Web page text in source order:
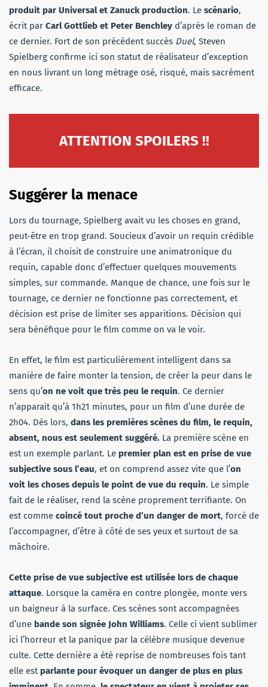
produit par Universal et Zanuck production. Le scénario,
écrit par Carl Gottlieb et Peter Benchley d’après le roman de
ce dernier. Fort de son précédent succès Duel, Steven
Spielberg confirme ici son statut de réalisateur d’exception
en nous livrant un long métrage osé, risqué, mais sacrément
efficace.
ATTENTION SPOILERS !!
Suggérer la menace
Lors du tournage, Spielberg avait vu les choses en grand,
peut-être en trop grand. Soucieux d’avoir un requin crédible
à l’écran, il choisit de construire une animatronique du
requin, capable donc d’effectuer quelques mouvements
simples, sur commande. Manque de chance, une fois sur le
tournage, ce dernier ne fonctionne pas correctement, et
décision est prise de limiter ses apparitions. Décision qui
sera bénéfique pour le film comme on va le voir.
En effet, le film est particulièrement intelligent dans sa
manière de faire monter la tension, de créer la peur dans le
sens qu’on ne voit que très peu le requin. Ce dernier
n’apparait qu’à 1h21 minutes, pour un film d’une durée de
2h04. Dès lors, dans les premières scènes du film, le requin,
absent, nous est seulement suggéré. La première scène en
est un exemple parlant. Le premier plan est en prise de vue
subjective sous l’eau, et on comprend assez vite que l’on
voit les choses depuis le point de vue du requin. Le simple
fait de le réaliser, rend la scène proprement terrifiante. On
est comme coincé tout proche d’un danger de mort, forcé de
l’accompagner, d’être à côté de ses yeux et surtout de sa
mâchoire.
Cette prise de vue subjective est utilisée lors de chaque
attaque. Lorsque la caméra en contre plongée, monte vers
un baigneur à la surface. Ces scènes sont accompagnées
d’une bande son signée John Williams. Celle ci vient sublimer
ici l’horreur et la panique par la célèbre musique devenue
culte. Cette dernière a été reprise de nombreuses fois tant
elle est parlante pour évoquer un danger de plus en plus